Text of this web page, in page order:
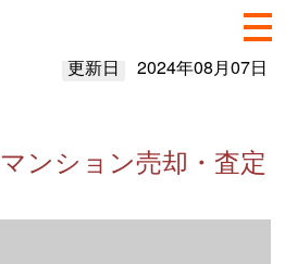
更新日 2024年08月07日
ンション売却・査定
ション売却情報（2023